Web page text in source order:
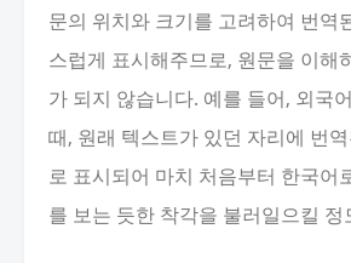
문의 위치와 크기를 고려하여 번역
스럽게 표시해주므로, 원문을 이해
가 되지 않습니다. 예를 들어, 외국
때, 원래 텍스트가 있던 자리에 번
로 표시되어 마치 처음부터 한국어
를 보는 듯한 착각을 불러일으킬 정